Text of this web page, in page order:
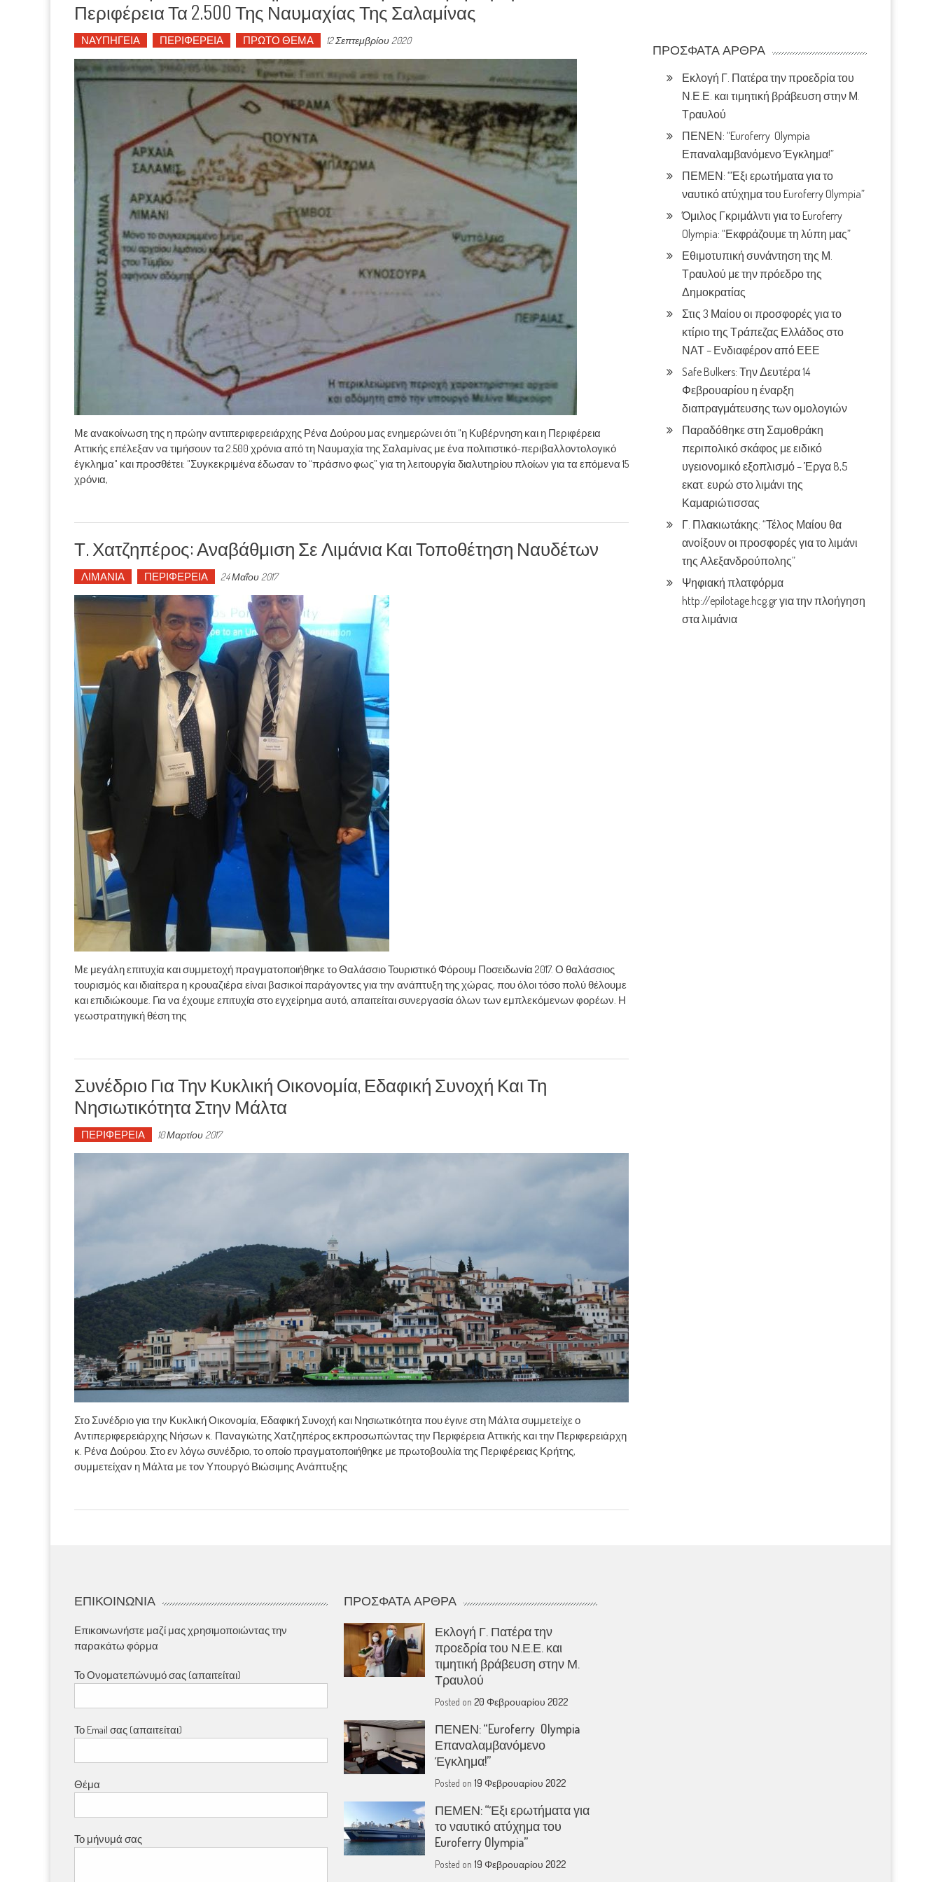
Περιφέρεια Τα 2.500 Της Ναυμαχίας Της Σαλαμίνας
ΝΑΥΠΗΓΕΙΑ ΠΕΡΙΦΕΡΕΙΑ ΠΡΩΤΟ ΘΕΜΑ 12 Σεπτεμβρίου 2020
Με ανακοίνωση της η πρώην αντιπεριφερειάρχης Ρένα Δούρου μας ενημερώνει ότι "η Κυβέρνηση και η Περιφέρεια
Αττικής επέλεξαν να τιμήσουν τα 2.500 χρόνια από τη Ναυμαχία της Σαλαμίνας με ένα πολιτιστικό-περιβαλλοντολογικό
έγκλημα" και προσθέτει: "Συγκεκριμένα έδωσαν το “πράσινο φως” για τη λειτουργία διαλυτηρίου πλοίων για τα επόμενα 15
χρόνια,
Τ. Χατζηπέρος: Αναβάθμιση Σε Λιμάνια Και Τοποθέτηση Ναυδέτων
ΛΙΜΑΝΙΑ ΠΕΡΙΦΕΡΕΙΑ 24 Μαΐου 2017
Με μεγάλη επιτυχία και συμμετοχή πραγματοποιήθηκε το Θαλάσσιο Τουριστικό Φόρουμ Ποσειδωνία 2017. Ο θαλάσσιος
τουρισμός και ιδιαίτερα η κρουαζιέρα είναι βασικοί παράγοντες για την ανάπτυξη της χώρας, που όλοι τόσο πολύ θέλουμε
και επιδιώκουμε. Για να έχουμε επιτυχία στο εγχείρημα αυτό, απαιτείται συνεργασία όλων των εμπλεκόμενων φορέων. Η
γεωστρατηγική θέση της
Συνέδριο Για Την Κυκλική Οικονομία, Εδαφική Συνοχή Και Τη
Νησιωτικότητα Στην Μάλτα
ΠΕΡΙΦΕΡΕΙΑ 10 Μαρτίου 2017
Στο Συνέδριο για την Κυκλική Οικονομία, Εδαφική Συνοχή και Νησιωτικότητα που έγινε στη Μάλτα συμμετείχε ο
Αντιπεριφερειάρχης Νήσων κ. Παναγιώτης Χατζηπέρος εκπροσωπώντας την Περιφέρεια Αττικής και την Περιφερειάρχη
κ. Ρένα Δούρου. Στο εν λόγω συνέδριο, το οποίο πραγματοποιήθηκε με πρωτοβουλία της Περιφέρειας Κρήτης,
συμμετείχαν η Μάλτα με τον Υπουργό Βιώσιμης Ανάπτυξης
ΠΡΌΣΦΑΤΑ ΆΡΘΡΑ
Εκλογή Γ. Πατέρα την προεδρία του
Ν.Ε.Ε. και τιμητική βράβευση στην Μ.
Τραυλού
ΠΕΝΕΝ: “Euroferry Olympia
Επαναλαμβανόμενο Έγκλημα!”
ΠΕΜΕΝ: “Έξι ερωτήματα για το
ναυτικό ατύχημα του Euroferry Olympia”
Όμιλος Γκριμάλντι για το Euroferry
Olympia: “Εκφράζουμε τη λύπη μας”
Εθιμοτυπική συνάντηση της Μ.
Τραυλού με την πρόεδρο της
Δημοκρατίας
Στις 3 Μαίου οι προσφορές για το
κτίριο της Τράπεζας Ελλάδος στο
ΝΑΤ – Ενδιαφέρον από ΕΕΕ
Safe Bulkers: Την Δευτέρα 14
Φεβρουαρίου η έναρξη
διαπραγμάτευσης των ομολογιών
Παραδόθηκε στη Σαμοθράκη
περιπολικό σκάφος με ειδικό
υγειονομικό εξοπλισμό – Έργα 8,5
εκατ. ευρώ στο λιμάνι της
Καμαριώτισσας
Γ. Πλακιωτάκης: “Τέλος Μαίου θα
ανοίξουν οι προσφορές για το λιμάνι
της Αλεξανδρούπολης”
Ψηφιακή πλατφόρμα
http://epilotage.hcg.gr για την πλοήγηση
στα λιμάνια
ΕΠΙΚΟΙΝΩΝΊΑ
Επικοινωνήστε μαζί μας χρησιμοποιώντας την
παρακάτω φόρμα
Το Ονοματεπώνυμό σας (απαιτείται)
Το Email σας (απαιτείται)
Θέμα
Το μήνυμά σας
ΠΡΌΣΦΑΤΑ ΆΡΘΡΑ
Εκλογή Γ. Πατέρα την
προεδρία του Ν.Ε.Ε. και
τιμητική βράβευση στην Μ.
Τραυλού
Posted on20 Φεβρουαρίου 2022
ΠΕΝΕΝ: “Euroferry Olympia
Επαναλαμβανόμενο
Έγκλημα!”
Posted on19 Φεβρουαρίου 2022
ΠΕΜΕΝ: “Έξι ερωτήματα για
το ναυτικό ατύχημα του
Euroferry Olympia”
Posted on19 Φεβρουαρίου 2022